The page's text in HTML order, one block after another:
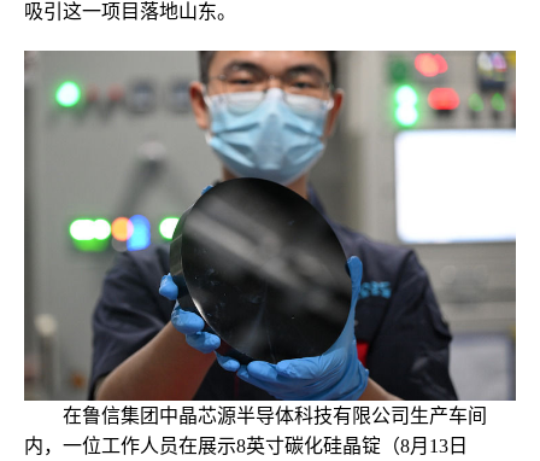
吸引这一项目落地山东。
在鲁信集团中晶芯源半导体科技有限公司生产车间
内，一位工作人员在展示8英寸碳化硅晶锭（8月13日